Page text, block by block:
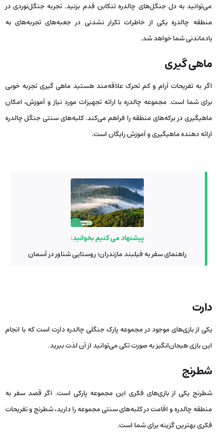
می‌توانید به دل جنگل‌های چالدره تنکابن قدم بزنید. تجربه جنگل‌نوردی در
منطقه چالدره یکی از خاطرات تکرار نشدنی در جعبه‌های تجربه‌های به
یادماندنی شما خواهد شد‌.
ماهی گیری
اگر به تفریحات آرام و کم تحرک علاقه‌مند هستید ماهی گیری تجربه خوبی
برای شما است. مجموعه چالدره با ارائه تجهیزات مورد نیاز و آموزش، امکان
ماهیگیری در برکه‌های منطقه را فراهم می‌کند. کلبه‌های سنتی جنگل چالدره
ارائه دهنده ماهیگیری و آموزش رایگان است.
پیشنهاد می کنیم بخوانید:
راهنمای سفر به فیلبند مازندران؛ روستایی شناور در آسمان
دارت
یکی از بازی‌های موجود در مجموعه پارک جنگلی چالدره دارت است که با انجام
این بازی هیجان‌انگیز به صورت تکی می‌توانید از آن لذت ببرید.
شطرنج
شطرنج یکی از بازی‌های فکری این مجموعه پارکی است. اگر قصد سفر به
منطقه چالدره و اقامت در کلبه‌های سنتی مجموعه را دارید، شطرنج و تفریحات
فکری بهترین گزینه برای شما است.